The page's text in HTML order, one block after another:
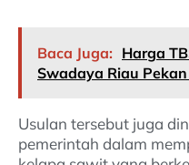
Baca Juga: Harga
Swadaya Riau
Usulan tersebut juga
pemerintah dalam